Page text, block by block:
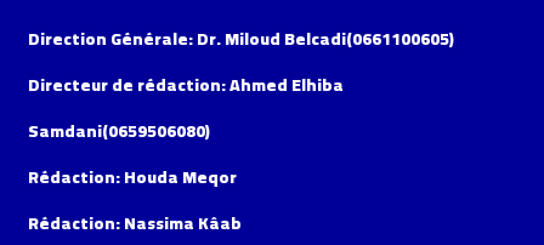
Direction Générale: Dr. Miloud Belcadi(0661100605)
Directeur de rédaction: Ahmed Elhiba
Samdani(0659506080)
Rédaction: Houda Meqor
Rédaction: Nassima Kâab